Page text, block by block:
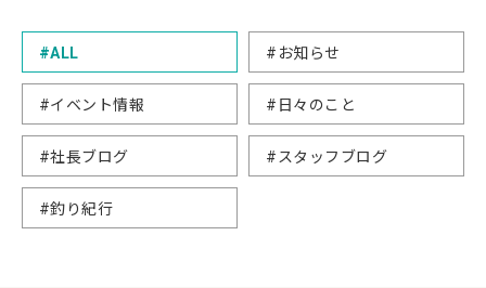
#ALL #お知らせ
#イベント情報 #日々のこと
#社長ブログ #スタッフブログ
#釣り紀行